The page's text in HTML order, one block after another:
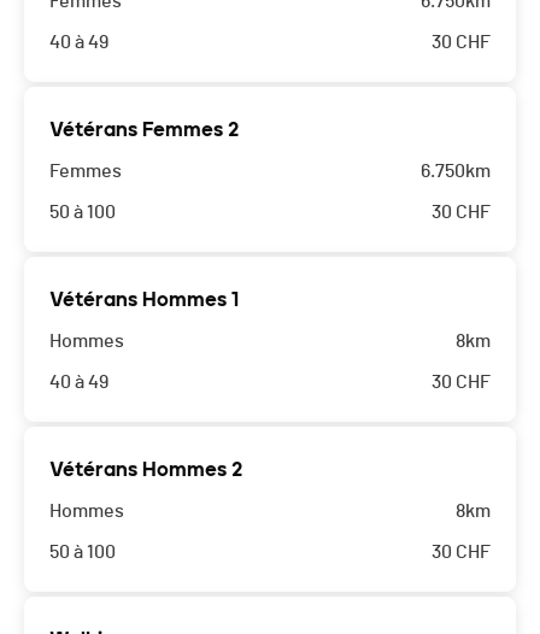
40 à 49 30 CHF
Vétérans Femmes 2
Femmes
50 à 100
6.750km
30 CHF
Vétérans Hommes 1
Hommes
40 à 49
8km
30 CHF
Vétérans Hommes 2
Hommes
50 à 100
8km
30 CHF